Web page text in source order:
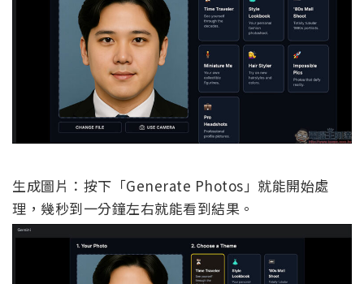
生成圖片：按下「Generate Photos」就能開始處
理，幾秒到一分鐘左右就能看到結果。